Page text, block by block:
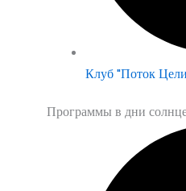
Клуб "Поток
Программы в дни